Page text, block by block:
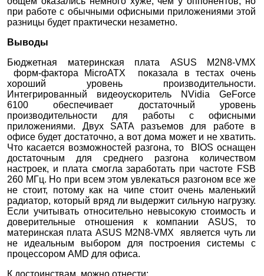
при работе с обычными офисными приложениями этой
разницы будет практически незаметно.
Выводы
Бюджетная материнская плата ASUS M2N8-VMX
форм-фактора MicroATX показала в тестах очень
хороший уровень производительности.
Интегрированный видеоускоритель NVidia GeForce
6100 обеспечивает достаточный уровень
производительности для работы с офисными
приложениями. Двух SATA разъемов для работе в
офисе будет достаточно, а вот дома может и не хватить.
Что касается возможностей разгона, то BIOS оснащен
достаточным для среднего разгона количеством
настроек, и плата смогла заработать при частоте FSB
260 МГц. Но при всем этом увлекаться разгоном все же
не стоит, потому как на чипе стоит очень маленький
радиатор, который вряд ли выдержит сильную нагрузку.
Если учитывать относительно невысокую стоимость и
доверительные отношения к компании ASUS, то
материнская плата ASUS M2N8-VMX является чуть ли
не идеальным выбором для построения системы с
процессором AMD для офиса.
К достоинствам, можно отнести: